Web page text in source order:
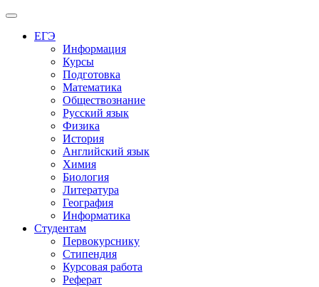
Меню
ЕГЭ
Информация
Курсы
Подготовка
Математика
Обществознание
Русский язык
Физика
История
Английский язык
Химия
Биология
Литература
География
Информатика
Студентам
Первокурснику
Стипендия
Курсовая работа
Реферат